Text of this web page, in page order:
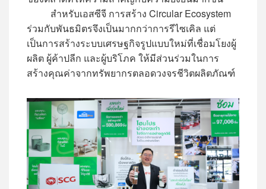
สำหรับเอสซีจี การสร้าง Circular Ecosystem
ร่วมกับพันธมิตรจึงเป็นมากกว่าการรีไซเคิล แต่
เป็นการสร้างระบบเศรษฐกิจรูปแบบใหม่ที่เชื่อมโยงผู้
ผลิต ผู้ค้าปลีก และผู้บริโภค ให้มีส่วนร่วมในการ
สร้างคุณค่าจากทรัพยากรตลอดวงจรชีวิตผลิตภัณฑ์